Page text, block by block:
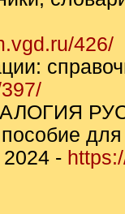
426/
для
-